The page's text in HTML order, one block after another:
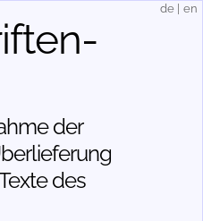
der
des
de en